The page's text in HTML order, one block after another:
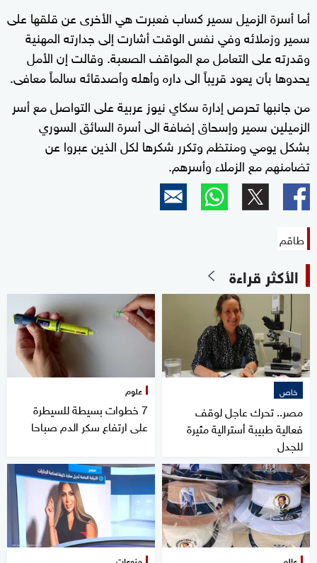
أما أسرة الزميل سمير كساب فعبرت هي الأخرى عن قلقها على
سمير وزملائه وفي نفس الوقت أشارت إلى جدارته المهنية
وقدرته على التعامل مع المواقف الصعبة. وقالت إن الأمل
يحدوها بأن يعود قريباً الى داره وأهله وأصدقائه سالماً معافى.
من جانبها تحرص إدارة سكاي نيوز عربية على التواصل مع أسر
الزميلين سمير وإسحاق إضافة الى أسرة السائق السوري
بشكل يومي ومنتظم وتكرر شكرها لكل الذين عبروا عن
تضامنهم مع الزملاء وأسرهم.
طاقم
الأكثر قراءة
خاص
مصر.. تحرك عاجل لوقف
فعالية طبيبة أسترالية مثيرة
للجدل
علوم
7 خطوات بسيطة للسيطرة
على ارتفاع سكر الدم صباحا